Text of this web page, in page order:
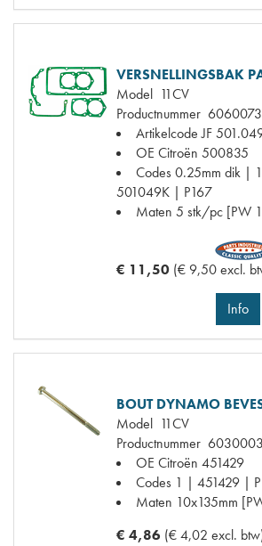
VERSNELLINGSBAK
Model 11CV
Productnummer 6060073
Artikelcode JF
OE Citroën 500835
Codes0.25mm dik |
501049K | P167
Maten 5 stk/pc [PW
€ 11,50 (€ 9,50 excl.
Info
BOUT DYNAMO
Model 11CV
Productnummer 6030003
OE Citroën 451429
Codes 1 | 451429 |
Maten 10x135mm
€ 4,86 (€ 4,02 excl.